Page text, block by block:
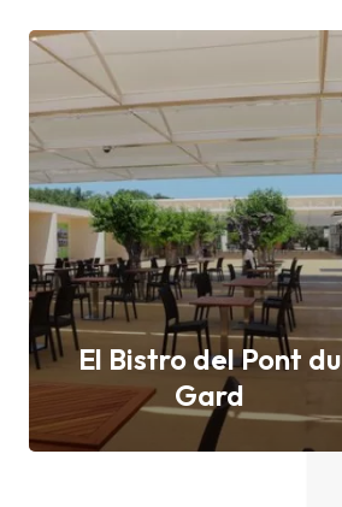
El Bistro del Pont du
Gard